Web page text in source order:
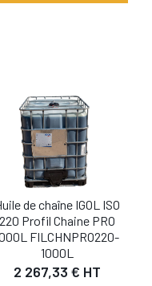
de chaîne IGOL ISO
220 Profil Chaine PRO
FILCHNPRO220-
1000L
2 267,33 € HT